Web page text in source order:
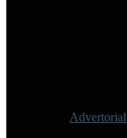
Advertorial